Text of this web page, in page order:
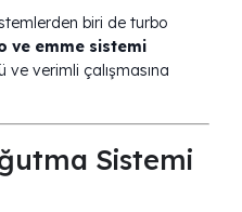
biri de turbo
verimli çalışmasına